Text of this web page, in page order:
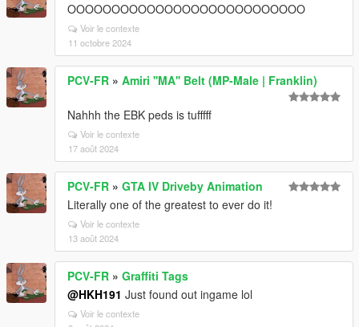
OOOOOOOOOOOOOOOOOOOOOOOOOOO
Voir le contexte
11 octobre 2024
PCV-FR » Amiri ''MA'' Belt (MP-Male | Franklin)
Nahhh the EBK peds is tufffff
Voir le contexte
17 août 2024
PCV-FR » GTA IV Driveby Animation
Literally one of the greatest to ever do it!
Voir le contexte
13 août 2024
PCV-FR » Graffiti Tags
@HKH191 Just found out ingame lol
Voir le contexte